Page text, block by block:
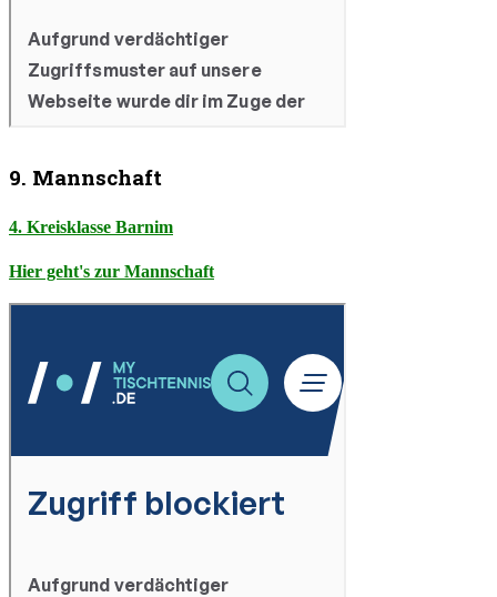
9. Mannschaft
4. Kreisklasse Barnim
Hier geht's zur Mannschaft